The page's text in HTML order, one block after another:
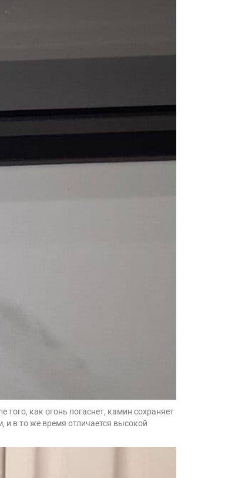
того, как огонь погаснет, камин сохраняет
и в то же время отличается высокой